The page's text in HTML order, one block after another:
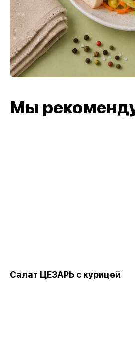
Мы
Салат ЦЕЗАРЬ с курицей